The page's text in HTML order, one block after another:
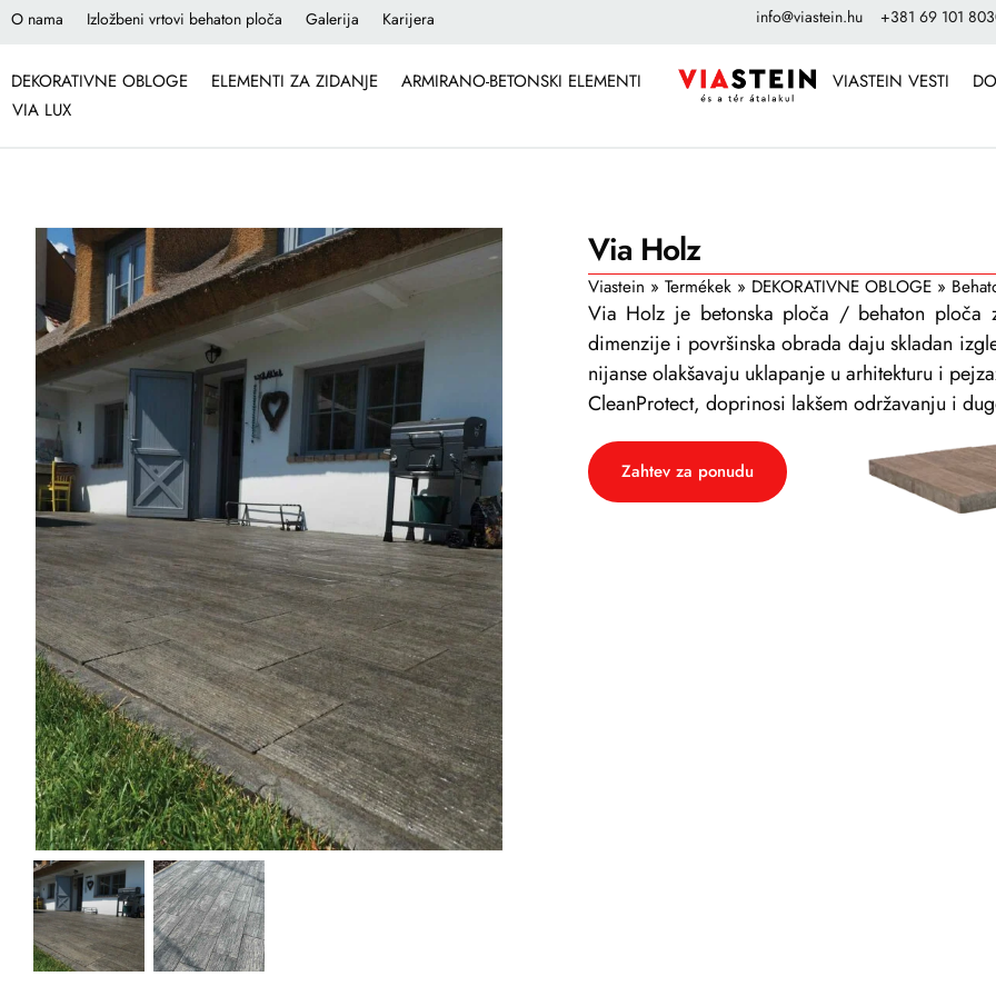
O nama Izložbeni vrtovi behaton ploča Galerija Karijera info@viastein.hu +381 69 101
DEKORATIVNE OBLOGE ELEMENTI ZA ZIDANJE
ARMIRANO-BETONSKI ELEMENTI
VIA LUX
VIASTEIN VESTI
Via Holz
Viastein » Termékek» DEKORATIVNE OBLOGE»
Via Holz je betonska ploča / behaton ploča
dimenzije i površinska obrada daju skladan
nijanse olakšavaju uklapanje u arhitekturu i
CleanProtect, doprinosi lakšem održavanju i
Zahtev za ponudu